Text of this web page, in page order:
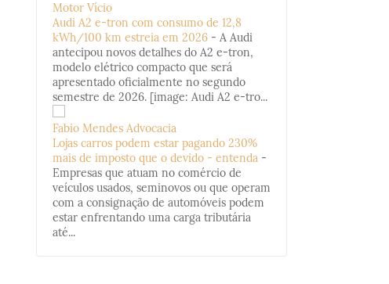
Motor Vício
Audi A2 e-tron com consumo de 12,8
kWh/100 km estreia em 2026 - A Audi
antecipou novos detalhes do A2 e-tron,
modelo elétrico compacto que será
apresentado oficialmente no segundo
semestre de 2026. [image: Audi A2 e-tro...
Fabio Mendes Advocacia
Lojas carros podem estar pagando 230%
mais de imposto que o devido - entenda -
Empresas que atuam no comércio de
veículos usados, seminovos ou que operam
com a consignação de automóveis podem
estar enfrentando uma carga tributária
até...